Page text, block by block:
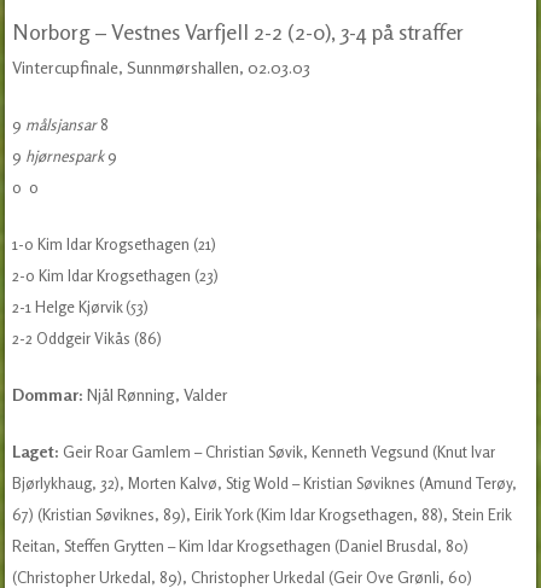
Norborg – Vestnes Varfjell 2-2 (2-0), 3-4 på straffer
Vintercupfinale, Sunnmørshallen, 02.03.03
9 målsjansar8
9 hjørnespark9
0 0
1-0 Kim Idar Krogsethagen (21)
2-0 Kim Idar Krogsethagen (23)
2-1 Helge Kjørvik (53)
2-2 Oddgeir Vikås (86)
Dommar: Njål Rønning, Valder
Laget: Geir Roar Gamlem – Christian Søvik, Kenneth Vegsund (Knut Ivar
Bjørlykhaug, 32), Morten Kalvø, Stig Wold – Kristian Søviknes (Amund Terøy,
67) (Kristian Søviknes, 89), Eirik York (Kim Idar Krogsethagen, 88), Stein Erik
Reitan, Steffen Grytten – Kim Idar Krogsethagen (Daniel Brusdal, 80)
(Christopher Urkedal, 89), Christopher Urkedal (Geir Ove Grønli, 60)